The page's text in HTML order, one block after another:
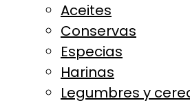
Aceites
Conservas
Especias
Harinas
Legumbres y